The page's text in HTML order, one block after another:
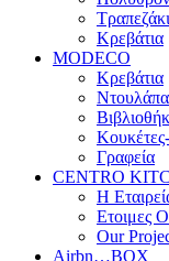
Κρεβάτια
MODECO
Κρεβάτια
Ντουλάπα
Γραφεία
CENTRO
Η
Ετοιμες
Our
Airbn…BOX